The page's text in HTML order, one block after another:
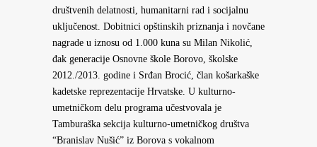
društvenih delatnosti, humanitarni rad i socijalnu
uključenost. Dobitnici opštinskih priznanja i novčane
nagrade u iznosu od 1.000 kuna su Milan Nikolić,
đak generacije Osnovne škole Borovo, školske
2012./2013. godine i Srđan Brocić, član košarkaške
kadetske reprezentacije Hrvatske. U kulturno-
umetničkom delu programa učestvovala je
Tamburaška sekcija kulturno-umetničkog društva
“Branislav Nušić” iz Borova s vokalnom